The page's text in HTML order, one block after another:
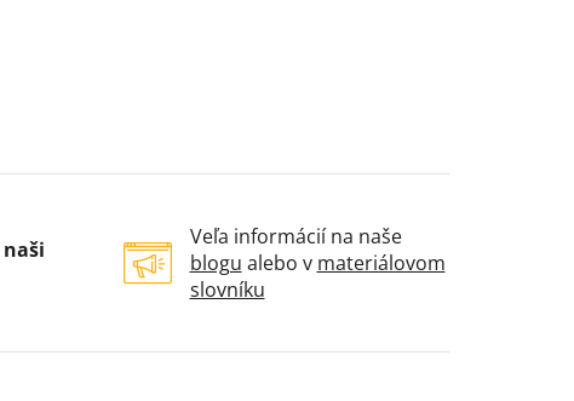
naši
Veľa informácií na naše
blogu alebo v materiálovom
slovníku